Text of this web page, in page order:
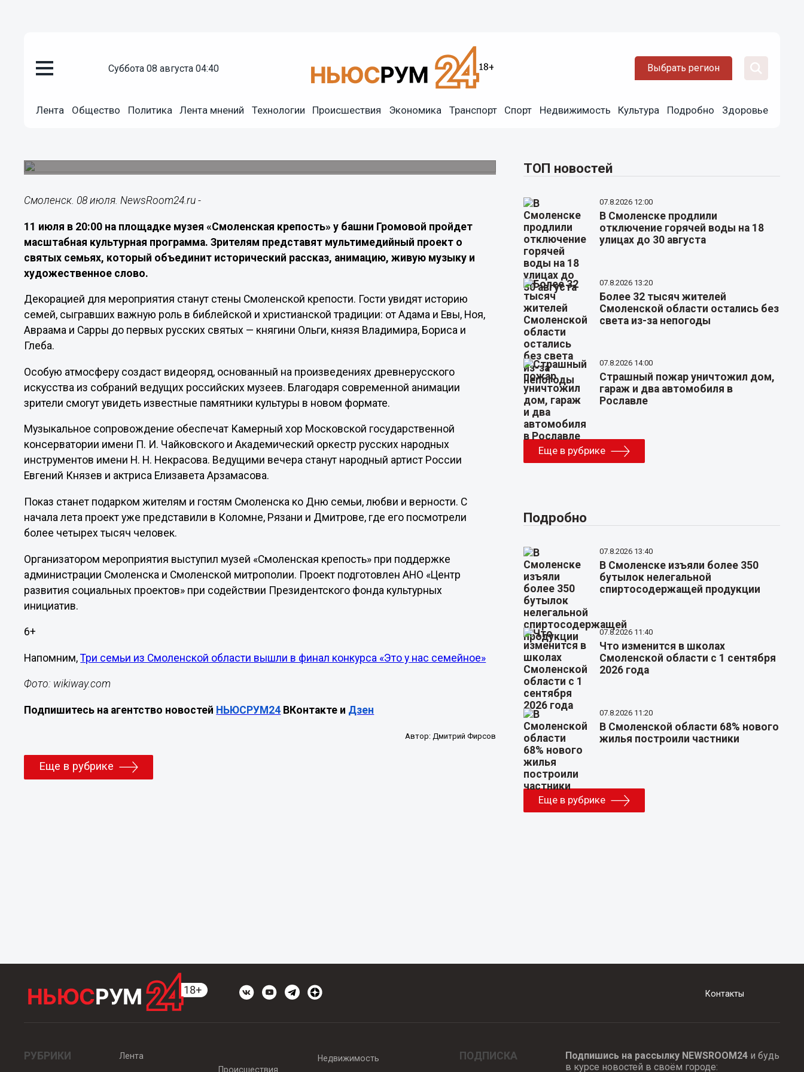
суббота 08 августа 04:40 Выбрать регион
Лента Общество Политика Лента мнений Технологии Происшествия Экономика Транспорт Спорт Недвижимость Культура Подробно Здоровье
Евгений Князев и Елизавета Арзамасова выступят у
Смоленск. 08 июля. NewsRoom24.ru -
11 июля в 20:00 на площадке музея «Смоленская крепость» у башни Громовой пройдет
масштабная культурная программа. Зрителям представят мультимедийный проект о
святых семьях, который объединит исторический рассказ, анимацию, живую музыку и
художественное слово.
Декорацией для мероприятия станут стены Смоленской крепости. Гости увидят историю
семей, сыгравших важную роль в библейской и христианской традиции: от Адама и Евы, Ноя,
Авраама и Сарры до первых русских святых — княгини Ольги, князя Владимира, Бориса и
Глеба.
Особую атмосферу создаст видеоряд, основанный на произведениях древнерусского
искусства из собраний ведущих российских музеев. Благодаря современной анимации
зрители смогут увидеть известные памятники культуры в новом формате.
Музыкальное сопровождение обеспечат Камерный хор Московской государственной
консерватории имени П. И. Чайковского и Академический оркестр русских народных
инструментов имени Н. Н. Некрасова. Ведущими вечера станут народный артист России
Евгений Князев и актриса Елизавета Арзамасова.
Показ станет подарком жителям и гостям Смоленска ко Дню семьи, любви и верности. С
начала лета проект уже представили в Коломне, Рязани и Дмитрове, где его посмотрели
более четырех тысяч человек.
Организатором мероприятия выступил музей «Смоленская крепость» при поддержке
администрации Смоленска и Смоленской митрополии. Проект подготовлен АНО «Центр
развития социальных проектов» при содействии Президентского фонда культурных
инициатив.
6+
Напомним,Три семьи из Смоленской области вышли в финал конкурса «Это у нас семейное»
Фото: wikiway.com
Подпишитесь на агентство новостей НЬЮСРУМ24 ВКонтакте и Дзен
Автор: Дмитрий Фирсов
Еще в рубрике
ТОП новостей
07.8.2026 12:00
В Смоленске продлили
отключение горячей воды на 18
улицах до 30 августа
07.8.2026 13:20
Более 32 тысяч жителей
Смоленской области остались без
света из-за непогоды
07.8.2026 14:00
Страшный пожар уничтожил дом,
гараж и два автомобиля в
Рославле
Еще в рубрике
Подробно
07.8.2026 13:40
В Смоленске изъяли более 350
бутылок нелегальной
спиртосодержащей продукции
07.8.2026 11:40
Что изменится в школах
Смоленской области с 1 сентября
2026 года
07.8.2026 11:20
В Смоленской области 68% нового
жилья построили частники
Еще в рубрике
Контакты
РУБРИКИ
Лента
Происшествия
Недвижимость ПОДПИСКА Подпишись на рассылку NEWSROOM24и будь
в курсе новостей в своём городе: